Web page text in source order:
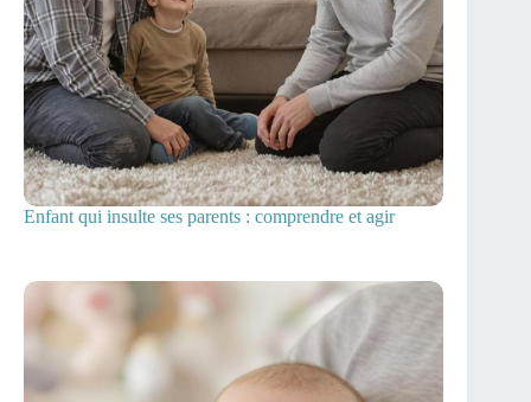
Enfant qui insulte ses parents : comprendre et agir